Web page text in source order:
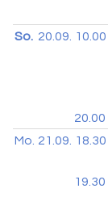
So. 20.09. 10.00
20.00
Mo. 21.09. 18.30
19.30